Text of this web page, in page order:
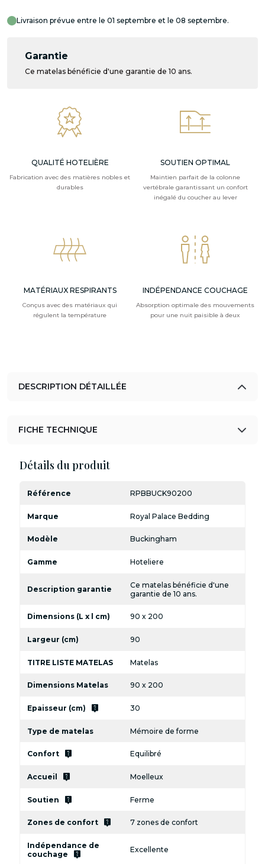
Livraison prévue entre le 01 septembre et le 08 septembre.
Garantie
Ce matelas bénéficie d'une garantie de 10 ans.
QUALITÉ HOTELIÈRE
Fabrication avec des matières nobles et
durables
SOUTIEN OPTIMAL
Maintien parfait de la colonne
vertébrale garantissant un confort
inégalé du coucher au lever
MATÉRIAUX RESPIRANTS
Conçus avec des matériaux qui
régulent la température
INDÉPENDANCE COUCHAGE
Absorption optimale des mouvements
pour une nuit paisible à deux
DESCRIPTION DÉTAILLÉE
FICHE TECHNIQUE
Détails du produit
Référence RPBBUCK90200
Marque Royal Palace Bedding
Modèle Buckingham
Gamme Hoteliere
Description garantie
Ce matelas bénéficie d'une
garantie de 10 ans.
Dimensions (L x l cm) 90 x 200
Largeur (cm) 90
TITRE LISTE MATELAS Matelas
Dimensions Matelas 90 x 200
Epaisseur (cm) live_help 30
Type de matelas Mémoire de forme
Confort live_help Equilibré
Accueil live_help Moelleux
Soutien live_help Ferme
Zones de confort live_help 7 zones de confort
Indépendance de
couchage
live_help Excellente